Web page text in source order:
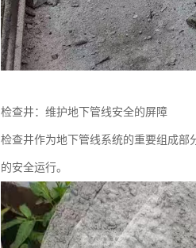
检查井：维护地下管线安全的屏障
检查井作为地下管线系统的重要组成部
的安全运行。